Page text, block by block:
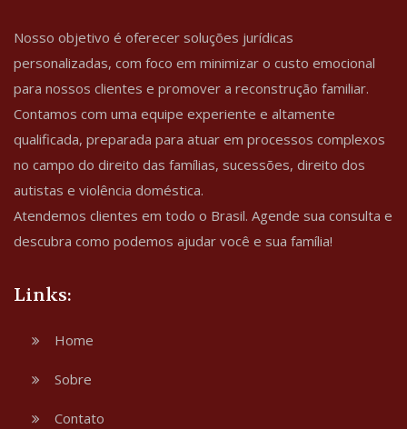
Nosso objetivo é oferecer soluções jurídicas
personalizadas, com foco em minimizar o custo emocional
para nossos clientes e promover a reconstrução familiar.
Contamos com uma equipe experiente e altamente
qualificada, preparada para atuar em processos complexos
no campo do direito das famílias, sucessões, direito dos
autistas e violência doméstica.
Atendemos clientes em todo o Brasil. Agende sua consulta e
descubra como podemos ajudar você e sua família!
Links:
Home
Sobre
Contato